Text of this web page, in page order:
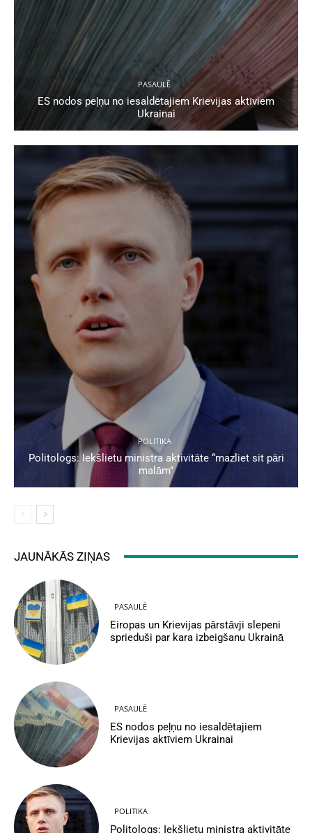
PASAULĒ
ES nodos peļņu no iesaldētajiem Krievijas aktīviem
Ukrainai
POLITIKA
Politologs: Iekšlietu ministra aktivitāte “mazliet sit pāri
malām”
JAUNĀKĀS ZIŅAS
PASAULĒ
Eiropas un Krievijas pārstāvji slepeni
sprieduši par kara izbeigšanu Ukrainā
PASAULĒ
ES nodos peļņu no iesaldētajiem
Krievijas aktīviem Ukrainai
POLITIKA
Politologs: Iekšlietu ministra aktivitāte